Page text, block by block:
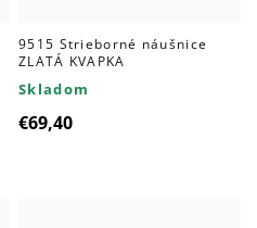
9515 Strieborné náušnice
ZLATÁ KVAPKA
Skladom
€69,40